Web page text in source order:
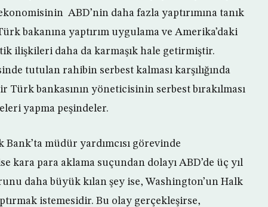
ABD’nin daha fazla yaptırımına tanık
bakanına yaptırım uygulama ve Amerika’daki
ilişkileri daha da karmaşık hale getirmiştir.
tutulan rahibin serbest kalması karşılığında
bankasının yöneticisinin serbest bırakılması
yapma peşindeler.
müdür yardımcısı görevinde
kara para aklama suçundan dolayı ABD’de üç yıl
daha büyük kılan şey ise, Washington’un Halk
istemesidir. Bu olay gerçekleşirse,